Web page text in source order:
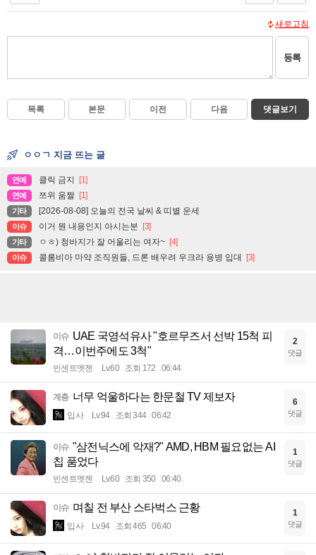
새로고침
등록
목록 본문 이전 다음 댓글보기
ㅇㅇㄱ 지금 뜨는 글
연예 클릭 금지 [1]
연예 쯔위 움짤 [1]
기타 [2026-08-08] 오늘의 전국 날씨 & 띠별 운세
이슈 이거 뭔 내용인지 아시는분 [3]
기타 ㅇㅎ) 청바지가 잘 어울리는 여자~ [4]
이슈 콜롬비아 마약 조직원들, 드론 배우려 우크라 용병 입대 [3]
이슈 UAE 국영석유사 "호르무즈서 선박 15척 피
격…이번주에도 3척"
빈센트멧젠 Lv.60 조회 172 06:44
2
댓글
계층 너무 억울하다는 한문철 TV 제보자
입사 Lv.94 조회 344 06:42
6
댓글
이슈 "삼전닉스에 악재?" AMD, HBM 필요없는 AI
칩 품었다
빈센트멧젠 Lv.60 조회 350 06:40
1
댓글
이슈 며칠 전 부산 스타벅스 근황
입사 Lv.94 조회 465 06:40
1
댓글